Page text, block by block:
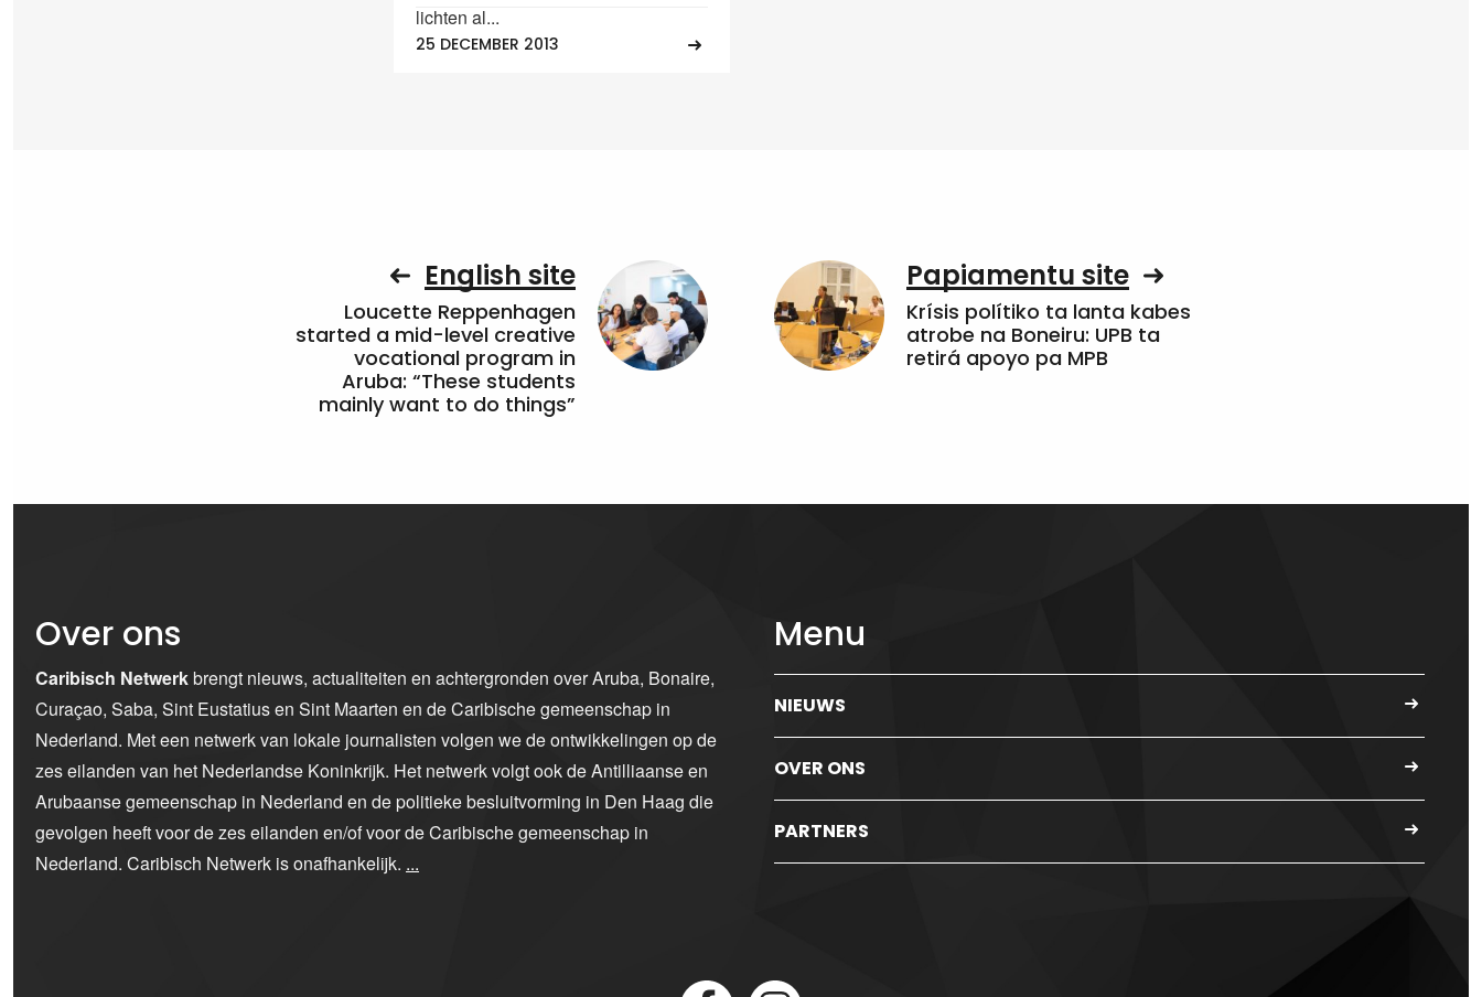
lichten al...
25 DECEMBER 2013
English site
Loucette Reppenhagen
started a mid-level creative
vocational program in
Aruba: “These students
mainly want to do things”
Papiamentu site
Krísis polítiko ta lanta kabes
atrobe na Boneiru: UPB ta
retirá apoyo pa MPB
Over ons
Caribisch Netwerkbrengt nieuws, actualiteiten en achtergronden over Aruba, Bonaire,
Curaçao, Saba, Sint Eustatius en Sint Maarten en de Caribische gemeenschap in
Nederland. Met een netwerk van lokale journalisten volgen we de ontwikkelingen op de
zes eilanden van het Nederlandse Koninkrijk. Het netwerk volgt ook de Antilliaanse en
Arubaanse gemeenschap in Nederland en de politieke besluitvorming in Den Haag die
gevolgen heeft voor de zes eilanden en/of voor de Caribische gemeenschap in
Nederland. Caribisch Netwerk is onafhankelijk. ...
Menu
NIEUWS
OVER ONS
PARTNERS